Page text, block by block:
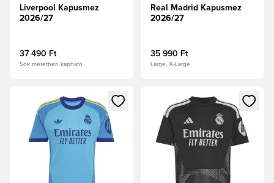
Liverpool Kapusmez
2026/27
37 490 Ft
Sok méretben kapható
Real Madrid Kapusmez
2026/27
35 990 Ft
Large, X-Large
Megnyit egy modált a bejelentkezéshez vagy a tagként
Megnyit egy modált a